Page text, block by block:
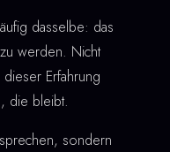
dasselbe: das
werden. Nicht
Erfahrung
die bleibt.
sondern